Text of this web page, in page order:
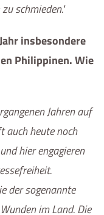
schmieden.
insbesondere
Philippinen. Wie
Jahren auf
auch heute noch
hier engagieren
der sogenannte
im Land. Die